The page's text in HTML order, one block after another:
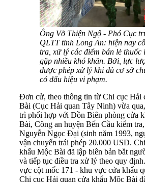
Ông Võ Thiện Ngộ - Phó Cục
QLTT tỉnh Long An: hiện nay
tra, xử lý các điểm bán lẻ thuốc
gặp nhiều khó khăn. Bởi, lực
được phép xử lý khi đủ cơ sở
có dấu hiệu vi phạm.
Đơn cử, theo thông tin từ Chi cục Hải
Bài (Cục Hải quan Tây Ninh) vừa
trì phối hợp với Đồn Biên phòng cửa
Bài, Công an huyện Bến Cầu kiểm
Nguyễn Ngọc Đại (sinh năm 1993,
vận chuyển trái phép 20.000 USD.
khẩu Mộc Bài đã lập biên bản bắt
và tiếp tục điều tra xử lý theo quy
vực cột mốc 171 - khu vực cửa khẩu
Chi cục Hải quan cửa khẩu Mộc Bài